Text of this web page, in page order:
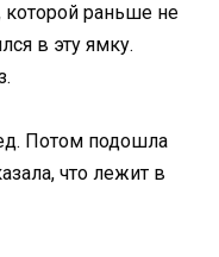
которой раньше не
в эту ямку.
Потом подошла
что лежит в